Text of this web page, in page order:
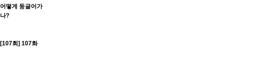
어떻게 둥글어가
나?
[107회] 107화